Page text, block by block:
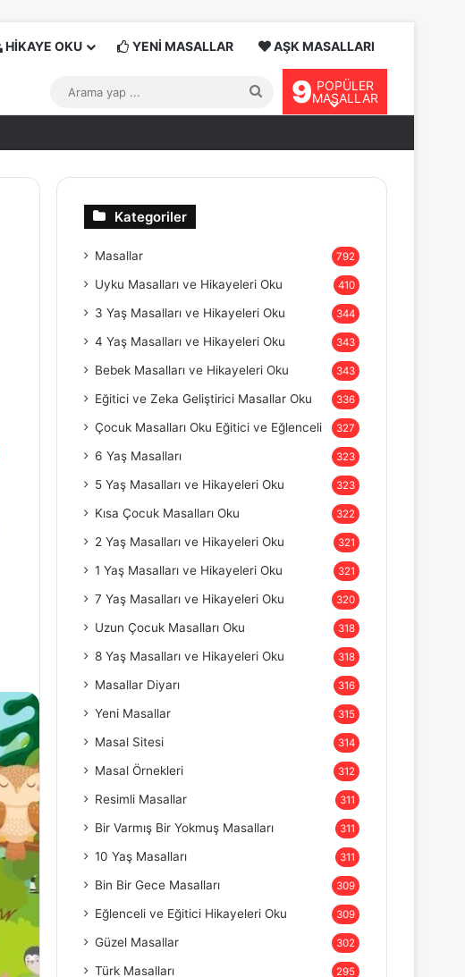
HİKAYE OKU YENİ MASALLAR AŞK MASALLARI
Arama
...
9 POPÜLER
MASALLAR
Kategoriler
Masallar 792
Uyku Masalları ve Hikayeleri Oku 410
3 Yaş Masalları ve Hikayeleri Oku 344
4 Yaş Masalları ve Hikayeleri Oku 343
Bebek Masalları ve Hikayeleri Oku 343
Eğitici ve Zeka Geliştirici Masallar Oku 336
Çocuk Masalları Oku Eğitici ve Eğlenceli 327
6 Yaş Masalları 323
5 Yaş Masalları ve Hikayeleri Oku 323
Kısa Çocuk Masalları Oku 322
2 Yaş Masalları ve Hikayeleri Oku 321
1 Yaş Masalları ve Hikayeleri Oku 321
7 Yaş Masalları ve Hikayeleri Oku 320
Uzun Çocuk Masalları Oku 318
8 Yaş Masalları ve Hikayeleri Oku 318
Masallar Diyarı 316
Yeni Masallar 315
Masal Sitesi 314
Masal Örnekleri 312
Resimli Masallar 311
Bir Varmış Bir Yokmuş Masalları 311
10 Yaş Masalları 311
Bin Bir Gece Masalları 309
Eğlenceli ve Eğitici Hikayeleri Oku 309
Güzel Masallar 302
Türk Masalları 295